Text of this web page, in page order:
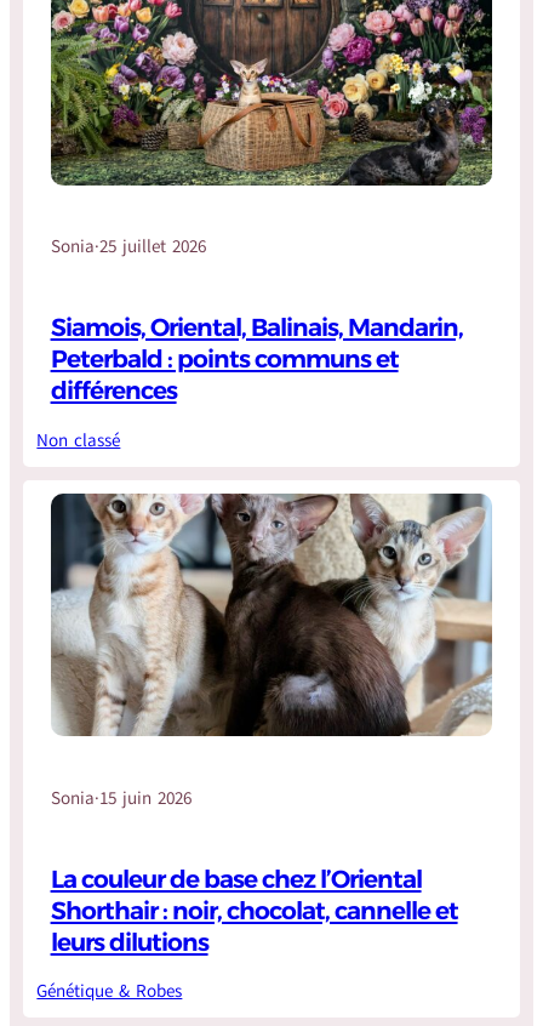
Sonia·25 juillet 2026
Siamois, Oriental, Balinais, Mandarin,
Peterbald : points communs et
différences
Non classé
Sonia·15 juin 2026
La couleur de base chez l’Oriental
Shorthair : noir, chocolat, cannelle et
leurs dilutions
Génétique & Robes